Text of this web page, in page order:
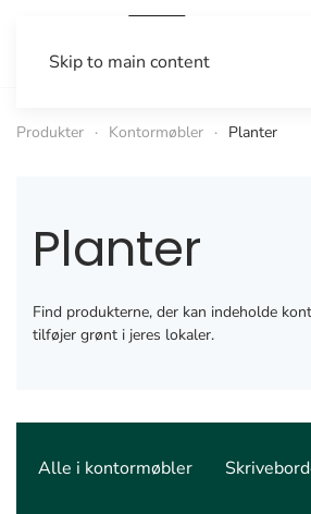
Skip to main content
Produkter Kontormøbler Planter
Planter
Find produkterne, der kan indeholde
tilføjer grønt i jeres lokaler.
Alle i kontormøbler